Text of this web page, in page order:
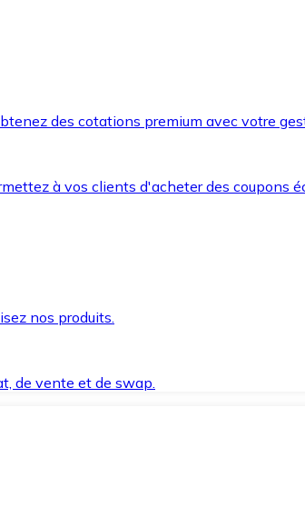
des cotations premium avec votre
à vos clients d'acheter des coupons
nos produits.
de vente et de swap.